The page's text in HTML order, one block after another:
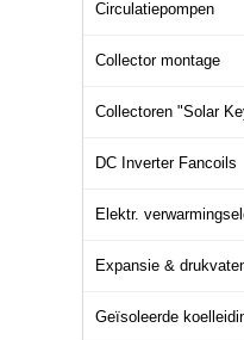
Circulatiepompen
Collector montage
Collectoren "Solar
DC Inverter Fancoils
Elektr.
Expansie &
Geïsoleerde